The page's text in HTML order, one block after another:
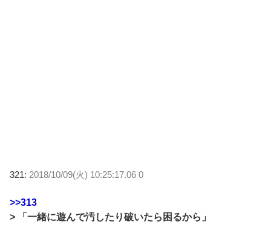
321: 2018/10/09(火) 10:25:17.06 0
>>313
> 「一緒に遊んで汚したり破いたら困るから」